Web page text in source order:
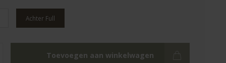
Achter Full
Toevoegen aan winkelwagen